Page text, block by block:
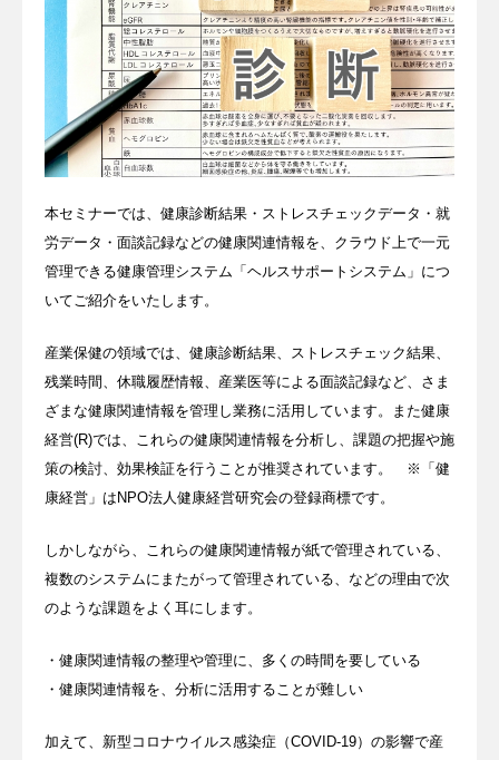
本セミナーでは、健康診断結果・ストレスチェックデータ・就
労データ・面談記録などの健康関連情報を、クラウド上で一元
管理できる健康管理システム「ヘルスサポートシステム」につ
いてご紹介をいたします。
産業保健の領域では、健康診断結果、ストレスチェック結果、
残業時間、休職履歴情報、産業医等による面談記録など、さま
ざまな健康関連情報を管理し業務に活用しています。また健康
経営(R)では、これらの健康関連情報を分析し、課題の把握や施
策の検討、効果検証を行うことが推奨されています。 ※「健
康経営」はNPO法人健康経営研究会の登録商標です。
しかしながら、これらの健康関連情報が紙で管理されている、
複数のシステムにまたがって管理されている、などの理由で次
のような課題をよく耳にします。
・健康関連情報の整理や管理に、多くの時間を要している
・健康関連情報を、分析に活用することが難しい
加えて、新型コロナウイルス感染症（COVID-19）の影響で産